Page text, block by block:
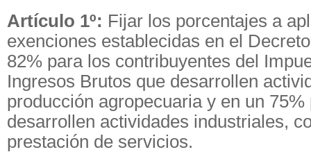
Artículo 1º: Fijar los porcentajes a
exenciones establecidas en el
82% para los contribuyentes del
Ingresos Brutos que desarrollen
producción agropecuaria y en un 75%
desarrollen actividades industriales,
prestación de servicios.